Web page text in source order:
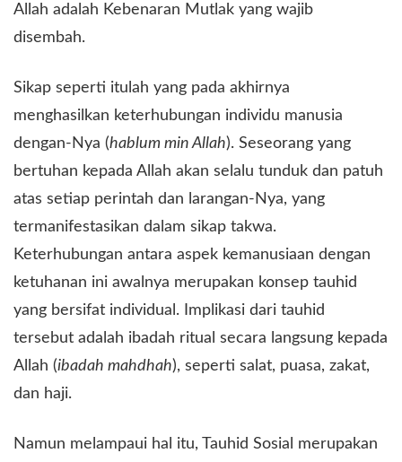
Allah adalah Kebenaran Mutlak yang wajib
disembah.
​Sikap seperti itulah yang pada akhirnya
menghasilkan keterhubungan individu manusia
dengan-Nya (hablum min Allah). Seseorang yang
bertuhan kepada Allah akan selalu tunduk dan patuh
atas setiap perintah dan larangan-Nya, yang
termanifestasikan dalam sikap takwa.
Keterhubungan antara aspek kemanusiaan dengan
ketuhanan ini awalnya merupakan konsep tauhid
yang bersifat individual. Implikasi dari tauhid
tersebut adalah ibadah ritual secara langsung kepada
Allah (ibadah mahdhah), seperti salat, puasa, zakat,
dan haji.
​Namun melampaui hal itu, Tauhid Sosial merupakan